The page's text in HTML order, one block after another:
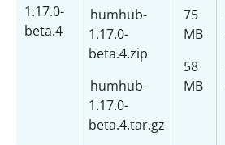
1.17.0-
beta.4
humhub-
1.17.0-
beta.4.zip
humhub-
1.17.0-
beta.4.tar.gz
75
MB
58
MB